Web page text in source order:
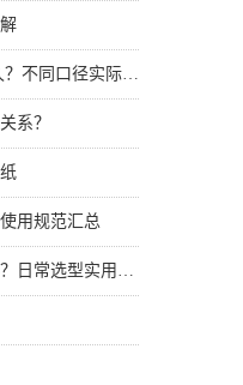
10 升液氮罐液氮能放多久？不同口径实际保存天数
系？
用规范汇总
如何挑选合适的液氮容器？日常选型实用技巧